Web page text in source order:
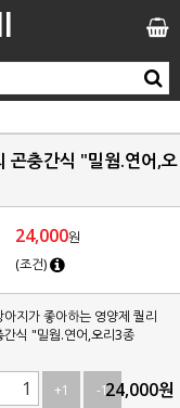
곤충간식 "밀웜.연어,오
24,000원
(조건)
아지가 좋아하는 영양제 퀄리
간식 "밀웜.연어,오리3종
+1
-124,000원